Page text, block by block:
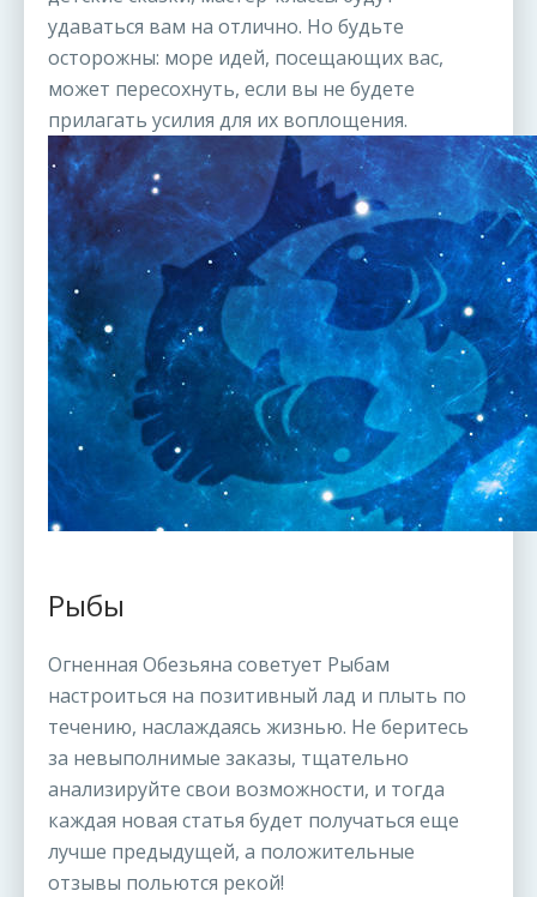
удаваться вам на отлично. Но будьте
осторожны: море идей, посещающих вас,
может пересохнуть, если вы не будете
прилагать усилия для их воплощения.
Рыбы
Огненная Обезьяна советует Рыбам
настроиться на позитивный лад и плыть по
течению, наслаждаясь жизнью. Не беритесь
за невыполнимые заказы, тщательно
анализируйте свои возможности, и тогда
каждая новая статья будет получаться еще
лучше предыдущей, а положительные
отзывы польются рекой!